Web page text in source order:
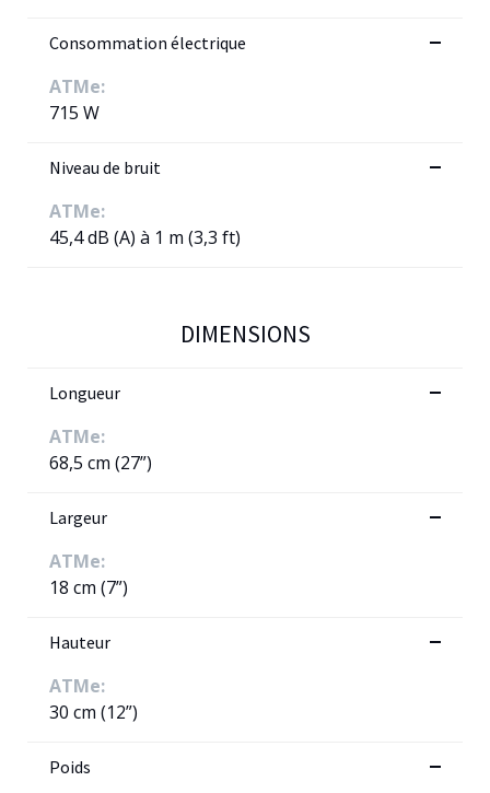
Consommation électrique
ATMe:
715 W
Niveau de bruit
ATMe:
45,4 dB (A) à 1 m (3,3 ft)
DIMENSIONS
Longueur
ATMe:
68,5 cm (27”)
Largeur
ATMe:
18 cm (7”)
Hauteur
ATMe:
30 cm (12”)
Poids